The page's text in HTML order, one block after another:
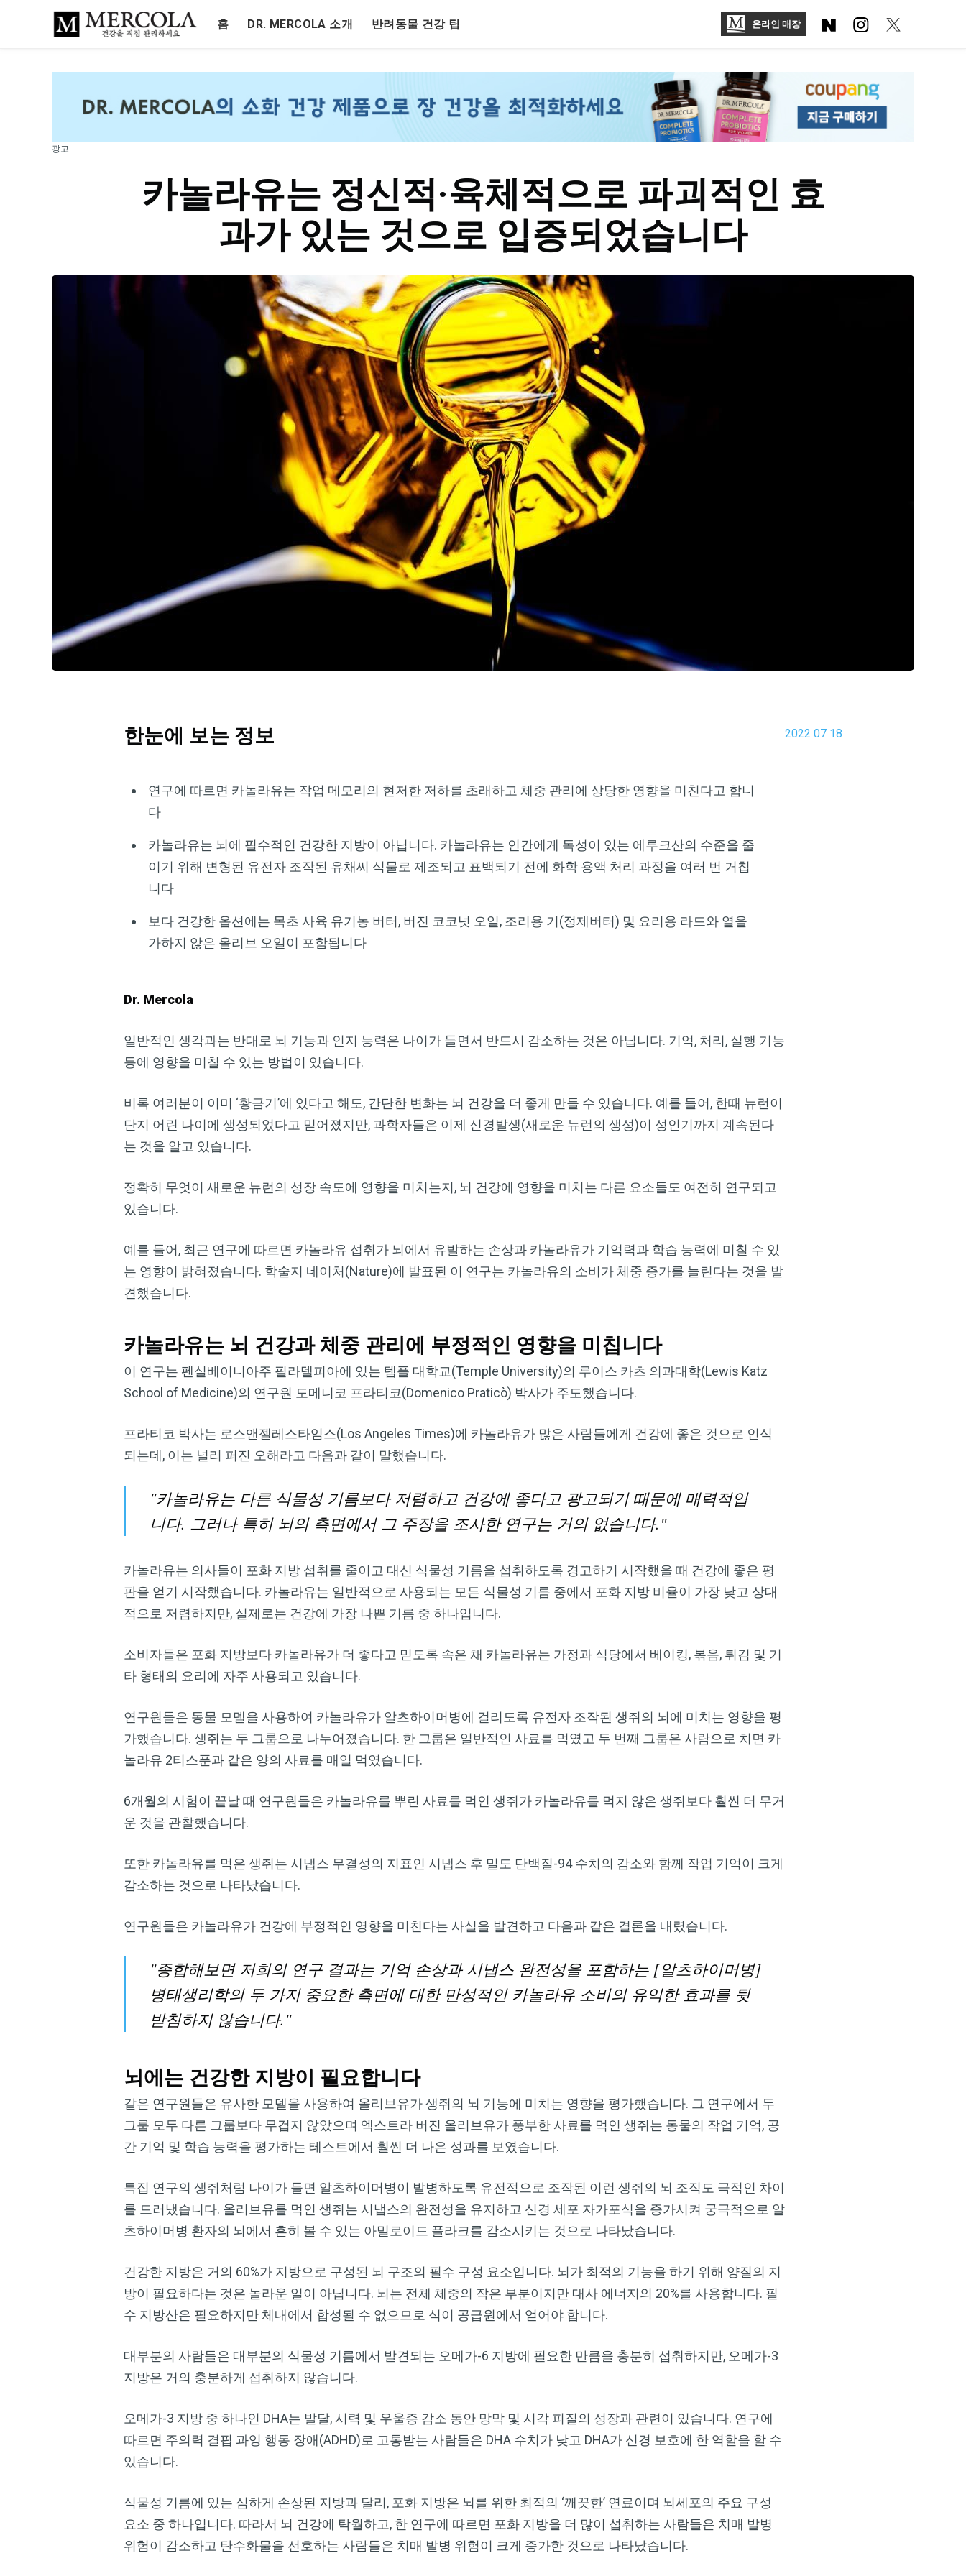
홈 DR. MERCOLA 소개 반려동물 건강 팁 온라인 매장
광고
카놀라유는 정신적·육체적으로 파괴적인 효
과가 있는 것으로 입증되었습니다
2022 07 18
한눈에 보는 정보
연구에 따르면 카놀라유는 작업 메모리의 현저한 저하를 초래하고 체중 관리에 상당한 영향을 미친다고 합니
다
카놀라유는 뇌에 필수적인 건강한 지방이 아닙니다. 카놀라유는 인간에게 독성이 있는 에루크산의 수준을 줄
이기 위해 변형된 유전자 조작된 유채씨 식물로 제조되고 표백되기 전에 화학 용액 처리 과정을 여러 번 거칩
니다
보다 건강한 옵션에는 목초 사육 유기농 버터, 버진 코코넛 오일, 조리용 기(정제버터) 및 요리용 라드와 열을
가하지 않은 올리브 오일이 포함됩니다
Dr. Mercola
일반적인 생각과는 반대로 뇌 기능과 인지 능력은 나이가 들면서 반드시 감소하는 것은 아닙니다. 기억, 처리, 실행 기능
등에 영향을 미칠 수 있는 방법이 있습니다.
비록 여러분이 이미 ‘황금기’에 있다고 해도, 간단한 변화는 뇌 건강을 더 좋게 만들 수 있습니다. 예를 들어, 한때 뉴런이
단지 어린 나이에 생성되었다고 믿어졌지만, 과학자들은 이제 신경발생(새로운 뉴런의 생성)이 성인기까지 계속된다
는 것을 알고 있습니다.
정확히 무엇이 새로운 뉴런의 성장 속도에 영향을 미치는지, 뇌 건강에 영향을 미치는 다른 요소들도 여전히 연구되고
있습니다.
예를 들어, 최근 연구에 따르면 카놀라유 섭취가 뇌에서 유발하는 손상과 카놀라유가 기억력과 학습 능력에 미칠 수 있
는 영향이 밝혀졌습니다. 학술지 네이처(Nature)에 발표된 이 연구는 카놀라유의 소비가 체중 증가를 늘린다는 것을 발
견했습니다.
카놀라유는 뇌 건강과 체중 관리에 부정적인 영향을 미칩니다
이 연구는 펜실베이니아주 필라델피아에 있는 템플 대학교(Temple University)의 루이스 카츠 의과대학(Lewis Katz
School of Medicine)의 연구원 도메니코 프라티코(Domenico Praticò) 박사가 주도했습니다.
프라티코 박사는 로스앤젤레스타임스(Los Angeles Times)에 카놀라유가 많은 사람들에게 건강에 좋은 것으로 인식
되는데, 이는 널리 퍼진 오해라고 다음과 같이 말했습니다.
"카놀라유는 다른 식물성 기름보다 저렴하고 건강에 좋다고 광고되기 때문에 매력적입
니다. 그러나 특히 뇌의 측면에서 그 주장을 조사한 연구는 거의 없습니다."
카놀라유는 의사들이 포화 지방 섭취를 줄이고 대신 식물성 기름을 섭취하도록 경고하기 시작했을 때 건강에 좋은 평
판을 얻기 시작했습니다. 카놀라유는 일반적으로 사용되는 모든 식물성 기름 중에서 포화 지방 비율이 가장 낮고 상대
적으로 저렴하지만, 실제로는 건강에 가장 나쁜 기름 중 하나입니다.
소비자들은 포화 지방보다 카놀라유가 더 좋다고 믿도록 속은 채 카놀라유는 가정과 식당에서 베이킹, 볶음, 튀김 및 기
타 형태의 요리에 자주 사용되고 있습니다.
연구원들은 동물 모델을 사용하여 카놀라유가 알츠하이머병에 걸리도록 유전자 조작된 생쥐의 뇌에 미치는 영향을 평
가했습니다. 생쥐는 두 그룹으로 나누어졌습니다. 한 그룹은 일반적인 사료를 먹였고 두 번째 그룹은 사람으로 치면 카
놀라유 2티스푼과 같은 양의 사료를 매일 먹였습니다.
6개월의 시험이 끝날 때 연구원들은 카놀라유를 뿌린 사료를 먹인 생쥐가 카놀라유를 먹지 않은 생쥐보다 훨씬 더 무거
운 것을 관찰했습니다.
또한 카놀라유를 먹은 생쥐는 시냅스 무결성의 지표인 시냅스 후 밀도 단백질-94 수치의 감소와 함께 작업 기억이 크게
감소하는 것으로 나타났습니다.
연구원들은 카놀라유가 건강에 부정적인 영향을 미친다는 사실을 발견하고 다음과 같은 결론을 내렸습니다.
"종합해보면 저희의 연구 결과는 기억 손상과 시냅스 완전성을 포함하는 [알츠하이머병]
병태생리학의 두 가지 중요한 측면에 대한 만성적인 카놀라유 소비의 유익한 효과를 뒷
받침하지 않습니다."
뇌에는 건강한 지방이 필요합니다
같은 연구원들은 유사한 모델을 사용하여 올리브유가 생쥐의 뇌 기능에 미치는 영향을 평가했습니다. 그 연구에서 두
그룹 모두 다른 그룹보다 무겁지 않았으며 엑스트라 버진 올리브유가 풍부한 사료를 먹인 생쥐는 동물의 작업 기억, 공
간 기억 및 학습 능력을 평가하는 테스트에서 훨씬 더 나은 성과를 보였습니다.
특집 연구의 생쥐처럼 나이가 들면 알츠하이머병이 발병하도록 유전적으로 조작된 이런 생쥐의 뇌 조직도 극적인 차이
를 드러냈습니다. 올리브유를 먹인 생쥐는 시냅스의 완전성을 유지하고 신경 세포 자가포식을 증가시켜 궁극적으로 알
츠하이머병 환자의 뇌에서 흔히 볼 수 있는 아밀로이드 플라크를 감소시키는 것으로 나타났습니다.
건강한 지방은 거의 60%가 지방으로 구성된 뇌 구조의 필수 구성 요소입니다. 뇌가 최적의 기능을 하기 위해 양질의 지
방이 필요하다는 것은 놀라운 일이 아닙니다. 뇌는 전체 체중의 작은 부분이지만 대사 에너지의 20%를 사용합니다. 필
수 지방산은 필요하지만 체내에서 합성될 수 없으므로 식이 공급원에서 얻어야 합니다.
대부분의 사람들은 대부분의 식물성 기름에서 발견되는 오메가-6 지방에 필요한 만큼을 충분히 섭취하지만, 오메가-3
지방은 거의 충분하게 섭취하지 않습니다.
오메가-3 지방 중 하나인 DHA는 발달, 시력 및 우울증 감소 동안 망막 및 시각 피질의 성장과 관련이 있습니다. 연구에
따르면 주의력 결핍 과잉 행동 장애(ADHD)로 고통받는 사람들은 DHA 수치가 낮고 DHA가 신경 보호에 한 역할을 할 수
있습니다.
식물성 기름에 있는 심하게 손상된 지방과 달리, 포화 지방은 뇌를 위한 최적의 ‘깨끗한’ 연료이며 뇌세포의 주요 구성
요소 중 하나입니다. 따라서 뇌 건강에 탁월하고, 한 연구에 따르면 포화 지방을 더 많이 섭취하는 사람들은 치매 발병
위험이 감소하고 탄수화물을 선호하는 사람들은 치매 발병 위험이 크게 증가한 것으로 나타났습니다.
×
Dr. Mercola의 자연 건강 뉴스레터를 무
료로 구독하세요
검열이나 전자정보 감시 없는 제대로 된 자연 건강 정보를 자유
지금 구독하기